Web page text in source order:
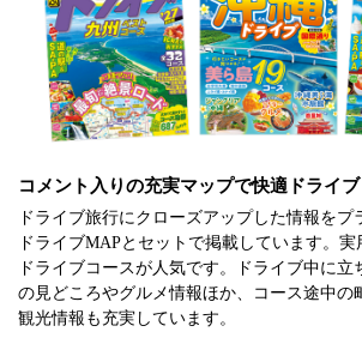
コメント入りの充実マップで快適ドライブ
ドライブ旅行にクローズアップした情報をプ
ドライブMAPとセットで掲載しています。
ドライブコースが人気です。ドライブ中に立
の見どころやグルメ情報ほか、コース途中の
観光情報も充実しています。